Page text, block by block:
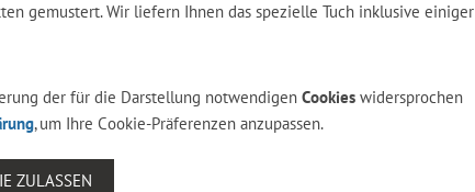
gemustert. Wir liefern Ihnen das spezielle Tuch inklusive einiger
der für die Darstellung notwendigen Cookieswidersprochen
, um Ihre Cookie-Präferenzen anzupassen.
ZULASSEN